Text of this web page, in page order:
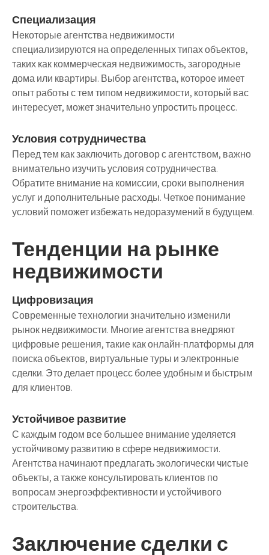
Специализация
Некоторые агентства недвижимости
специализируются на определенных типах объектов,
таких как коммерческая недвижимость, загородные
дома или квартиры. Выбор агентства, которое имеет
опыт работы с тем типом недвижимости, который вас
интересует, может значительно упростить процесс.
Условия сотрудничества
Перед тем как заключить договор с агентством, важно
внимательно изучить условия сотрудничества.
Обратите внимание на комиссии, сроки выполнения
услуг и дополнительные расходы. Четкое понимание
условий поможет избежать недоразумений в будущем.
Тенденции на рынке
недвижимости
Цифровизация
Современные технологии значительно изменили
рынок недвижимости. Многие агентства внедряют
цифровые решения, такие как онлайн-платформы для
поиска объектов, виртуальные туры и электронные
сделки. Это делает процесс более удобным и быстрым
для клиентов.
Устойчивое развитие
С каждым годом все большее внимание уделяется
устойчивому развитию в сфере недвижимости.
Агентства начинают предлагать экологически чистые
объекты, а также консультировать клиентов по
вопросам энергоэффективности и устойчивого
строительства.
Заключение сделки с